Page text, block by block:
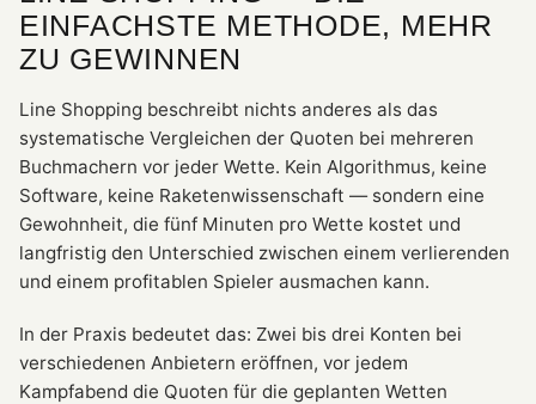
EINFACHSTE METHODE, MEHR
ZU GEWINNEN
Line Shopping beschreibt nichts anderes als das
systematische Vergleichen der Quoten bei mehreren
Buchmachern vor jeder Wette. Kein Algorithmus, keine
Software, keine Raketenwissenschaft — sondern eine
Gewohnheit, die fünf Minuten pro Wette kostet und
langfristig den Unterschied zwischen einem verlierenden
und einem profitablen Spieler ausmachen kann.
In der Praxis bedeutet das: Zwei bis drei Konten bei
verschiedenen Anbietern eröffnen, vor jedem
Kampfabend die Quoten für die geplanten Wetten